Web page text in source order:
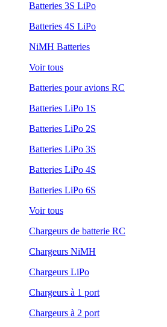
Batteries 3S LiPo
Batteries 4S LiPo
NiMH Batteries
Voir tous
Batteries pour avions RC
Batteries LiPo 1S
Batteries LiPo 2S
Batteries LiPo 3S
Batteries LiPo 4S
Batteries LiPo 6S
Voir tous
Chargeurs de batterie RC
Chargeurs NiMH
Chargeurs LiPo
Chargeurs à 1 port
Chargeurs à 2 port